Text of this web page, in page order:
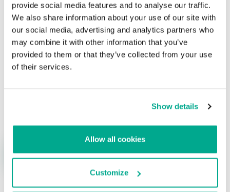
provide social media features and to analyse our traffic.
We also share information about your use of our site with
our social media, advertising and analytics partners who
may combine it with other information that you’ve
provided to them or that they’ve collected from your use
of their services.
Show details
Allow all cookies
Customize
Su dirección de correo electrónico no será publicada. Los
campos obligatorios están marcados con*